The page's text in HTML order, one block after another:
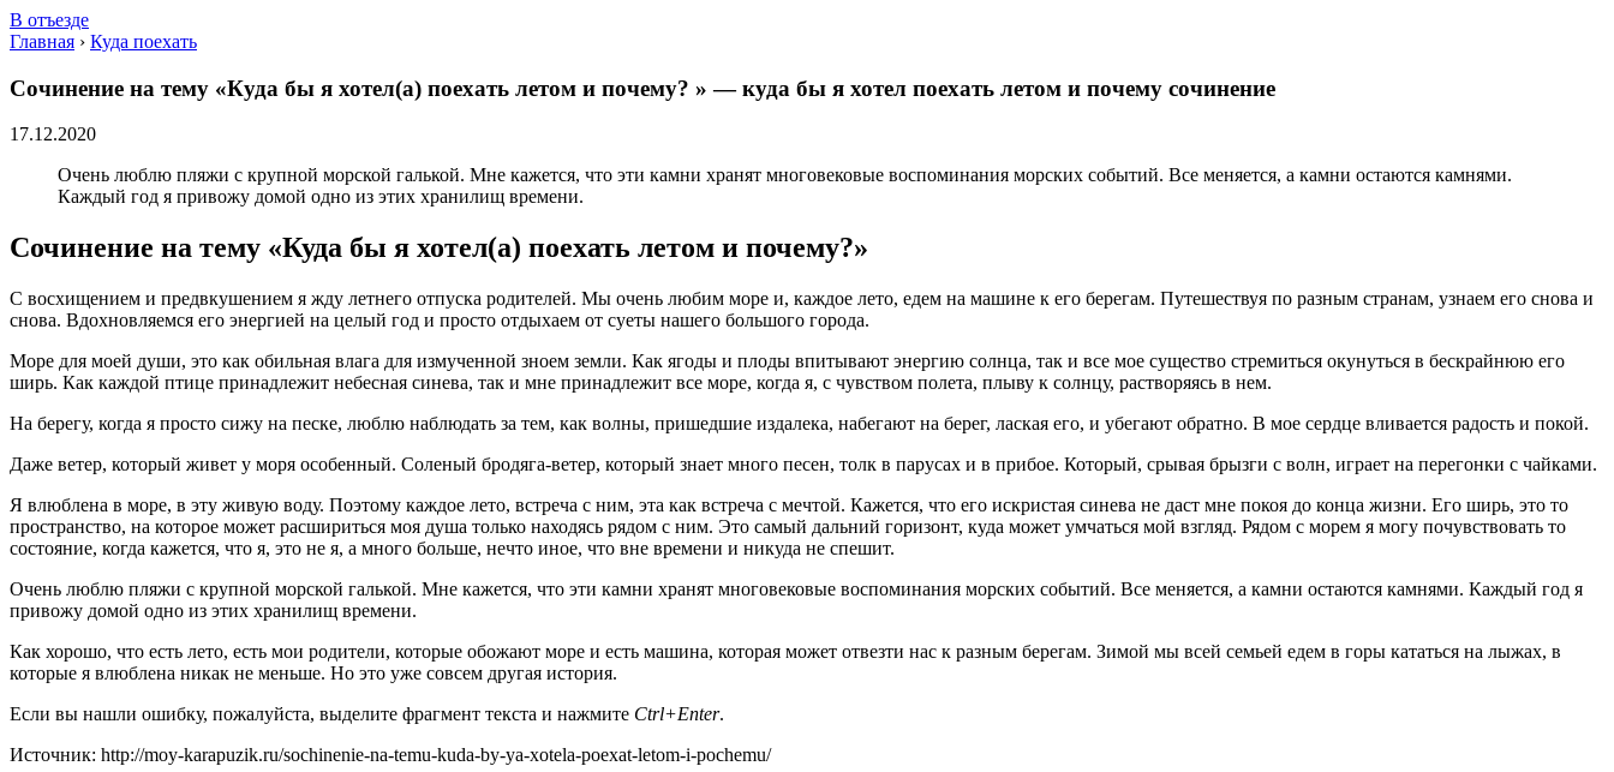
В отъезде
Главная › Куда поехать
Сочинение на тему «Куда бы я хотел(а) поехать летом и почему? » — куда бы я хотел поехать летом и почему сочинение
17.12.2020
Очень люблю пляжи с крупной морской галькой. Мне кажется, что эти камни хранят многовековые воспоминания морских событий. Все меняется, а камни остаются камнями.
Каждый год я привожу домой одно из этих хранилищ времени.
Сочинение на тему «Куда бы я хотел(а) поехать летом и почему?»
С восхищением и предвкушением я жду летнего отпуска родителей. Мы очень любим море и, каждое лето, едем на машине к его берегам. Путешествуя по разным странам, узнаем его снова и
снова. Вдохновляемся его энергией на целый год и просто отдыхаем от суеты нашего большого города.
Море для моей души, это как обильная влага для измученной зноем земли. Как ягоды и плоды впитывают энергию солнца, так и все мое существо стремиться окунуться в бескрайнюю его
ширь. Как каждой птице принадлежит небесная синева, так и мне принадлежит все море, когда я, с чувством полета, плыву к солнцу, растворяясь в нем.
На берегу, когда я просто сижу на песке, люблю наблюдать за тем, как волны, пришедшие издалека, набегают на берег, лаская его, и убегают обратно. В мое сердце вливается радость и покой.
Даже ветер, который живет у моря особенный. Соленый бродяга-ветер, который знает много песен, толк в парусах и в прибое. Который, срывая брызги с волн, играет на перегонки с чайками.
Я влюблена в море, в эту живую воду. Поэтому каждое лето, встреча с ним, эта как встреча с мечтой. Кажется, что его искристая синева не даст мне покоя до конца жизни. Его ширь, это то
пространство, на которое может расшириться моя душа только находясь рядом с ним. Это самый дальний горизонт, куда может умчаться мой взгляд. Рядом с морем я могу почувствовать то
состояние, когда кажется, что я, это не я, а много больше, нечто иное, что вне времени и никуда не спешит.
Очень люблю пляжи с крупной морской галькой. Мне кажется, что эти камни хранят многовековые воспоминания морских событий. Все меняется, а камни остаются камнями. Каждый год я
привожу домой одно из этих хранилищ времени.
Как хорошо, что есть лето, есть мои родители, которые обожают море и есть машина, которая может отвезти нас к разным берегам. Зимой мы всей семьей едем в горы кататься на лыжах, в
которые я влюблена никак не меньше. Но это уже совсем другая история.
Если вы нашли ошибку, пожалуйста, выделите фрагмент текста и нажмите Ctrl+Enter.
Источник: http://moy-karapuzik.ru/sochinenie-na-temu-kuda-by-ya-xotela-poexat-letom-i-pochemu/